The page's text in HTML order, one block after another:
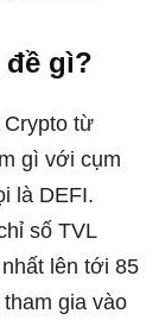
đề gì?
từ
gì với cụm
là DEFI.
số TVL
lên tới 85
gia vào